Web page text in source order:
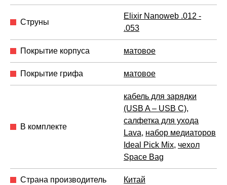
Струны
Elixir Nanoweb .012 -
.053
Покрытие корпуса матовое
Покрытие грифа матовое
В комплекте
кабель для зарядки
(USB A – USB C),
салфетка для ухода
Lava, набор медиаторов
Ideal Pick Mix, чехол
Space Bag
Страна производитель Китай